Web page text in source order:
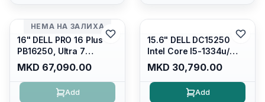
Win 11 Home/
НЕМА НА ЗАЛИХА
16" DELL PRO 16 Plus
PB16250, Ultra 7
265U/16GB RAM (1x
16GB) 5600 Mhz DDR5/
512GB SSD M.2 Nvme/
/cam+mic,bt/backlit KB
MKD 67,090.00
Add
15.6" DELL DC15250
Intel Core I5-1334u/
16GB DDR4 (1x16gb
2666mhz)/ 512GB SSD
M.2 Nvme/ Intel UHD
Graphics/ 120Hz Anti-
MKD 30,790.00
Add